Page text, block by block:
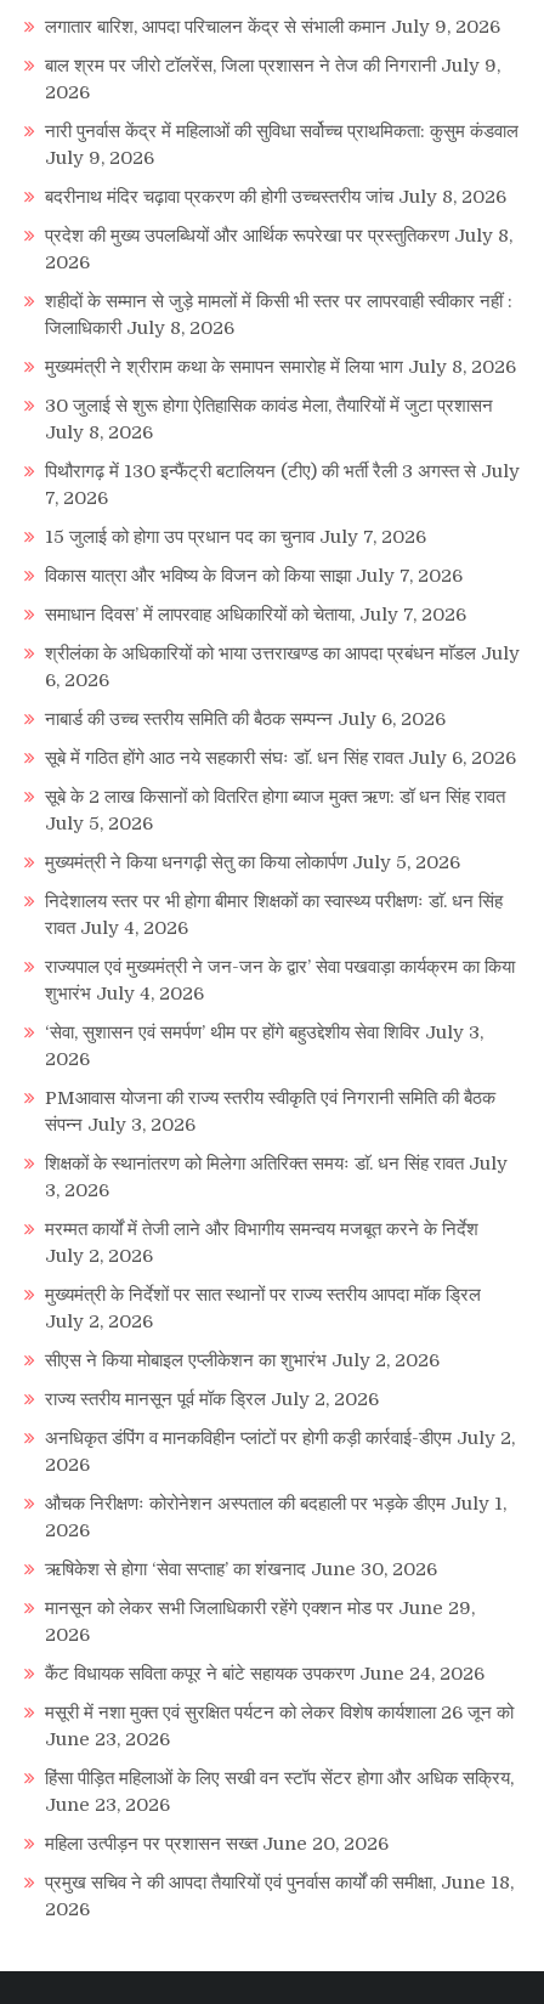
लगातार बारिश, आपदा परिचालन केंद्र से संभाली कमान July 9, 2026
बाल श्रम पर जीरो टॉलरेंस, जिला प्रशासन ने तेज की निगरानी July 9,
2026
नारी पुनर्वास केंद्र में महिलाओं की सुविधा सर्वोच्च प्राथमिकता: कुसुम कंडवाल
July 9, 2026
बदरीनाथ मंदिर चढ़ावा प्रकरण की होगी उच्चस्तरीय जांच July 8, 2026
प्रदेश की मुख्य उपलब्धियों और आर्थिक रूपरेखा पर प्रस्तुतिकरण July 8,
2026
शहीदों के सम्मान से जुड़े मामलों में किसी भी स्तर पर लापरवाही स्वीकार नहीं :
जिलाधिकारी July 8, 2026
मुख्यमंत्री ने श्रीराम कथा के समापन समारोह में लिया भाग July 8, 2026
30 जुलाई से शुरू होगा ऐतिहासिक कावंड मेला, तैयारियों में जुटा प्रशासन
July 8, 2026
पिथौरागढ़ में 130 इन्फैंट्री बटालियन (टीए) की भर्ती रैली 3 अगस्त से July
7, 2026
15 जुलाई को होगा उप प्रधान पद का चुनाव July 7, 2026
विकास यात्रा और भविष्य के विजन को किया साझा July 7, 2026
समाधान दिवस’ में लापरवाह अधिकारियों को चेताया, July 7, 2026
श्रीलंका के अधिकारियों को भाया उत्तराखण्ड का आपदा प्रबंधन माॅडल July
6, 2026
नाबार्ड की उच्च स्तरीय समिति की बैठक सम्पन्न July 6, 2026
सूबे में गठित होंगे आठ नये सहकारी संघः डाॅ. धन सिंह रावत July 6, 2026
सूबे के 2 लाख किसानों को वितरित होगा ब्याज मुक्त ऋण: डॉ धन सिंह रावत
July 5, 2026
मुख्यमंत्री ने किया धनगढ़ी सेतु का किया लोकार्पण July 5, 2026
निदेशालय स्तर पर भी होगा बीमार शिक्षकों का स्वास्थ्य परीक्षणः डाॅ. धन सिंह
रावत July 4, 2026
राज्यपाल एवं मुख्यमंत्री ने जन-जन के द्वार’ सेवा पखवाड़ा कार्यक्रम का किया
शुभारंभ July 4, 2026
‘सेवा, सुशासन एवं समर्पण’ थीम पर होंगे बहुउद्देशीय सेवा शिविर July 3,
2026
PMआवास योजना की राज्य स्तरीय स्वीकृति एवं निगरानी समिति की बैठक
संपन्न July 3, 2026
शिक्षकों के स्थानांतरण को मिलेगा अतिरिक्त समयः डाॅ. धन सिंह रावत July
3, 2026
मरम्मत कार्यों में तेजी लाने और विभागीय समन्वय मजबूत करने के निर्देश
July 2, 2026
मुख्यमंत्री के निर्देशों पर सात स्थानों पर राज्य स्तरीय आपदा मॉक ड्रिल
July 2, 2026
सीएस ने किया मोबाइल एप्लीकेशन का शुभारंभ July 2, 2026
राज्य स्तरीय मानसून पूर्व मॉक ड्रिल July 2, 2026
अनधिकृत डंपिंग व मानकविहीन प्लांटों पर होगी कड़ी कार्रवाई-डीएम July 2,
2026
औचक निरीक्षणः कोरोनेशन अस्पताल की बदहाली पर भड़के डीएम July 1,
2026
ऋषिकेश से होगा ‘सेवा सप्ताह’ का शंखनाद June 30, 2026
मानसून को लेकर सभी जिलाधिकारी रहेंगे एक्शन मोड पर June 29,
2026
कैंट विधायक सविता कपूर ने बांटे सहायक उपकरण June 24, 2026
मसूरी में नशा मुक्त एवं सुरक्षित पर्यटन को लेकर विशेष कार्यशाला 26 जून को
June 23, 2026
हिंसा पीड़ित महिलाओं के लिए सखी वन स्टॉप सेंटर होगा और अधिक सक्रिय,
June 23, 2026
महिला उत्पीड़न पर प्रशासन सख्त June 20, 2026
प्रमुख सचिव ने की आपदा तैयारियों एवं पुनर्वास कार्यों की समीक्षा, June 18,
2026